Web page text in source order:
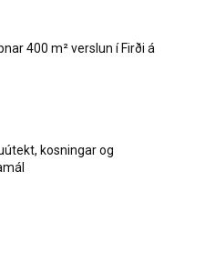
400 m² verslun í Firði á
kosningar og